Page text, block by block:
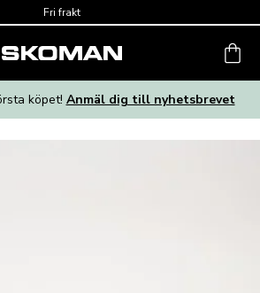
Fri frakt
köpet! Anmäl dig till nyhetsbrevet